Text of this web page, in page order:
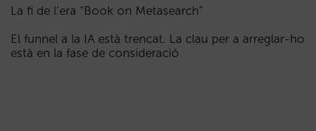
La fi de l’era “Book on Metasearch”
El funnel a la IA està trencat. La clau per a arreglar-ho
està en la fase de consideració